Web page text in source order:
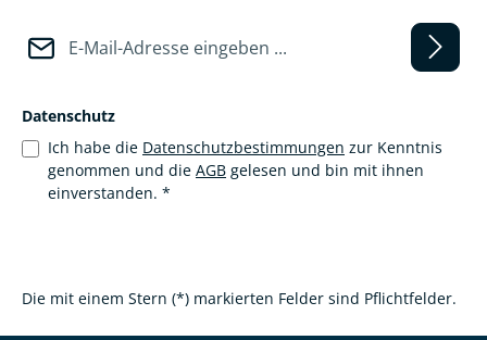
Datenschutz
Ich habe die Datenschutzbestimmungen zur Kenntnis
genommen und die AGB gelesen und bin mit ihnen
einverstanden. *
Die mit einem Stern (*) markierten Felder sind Pflichtfelder.